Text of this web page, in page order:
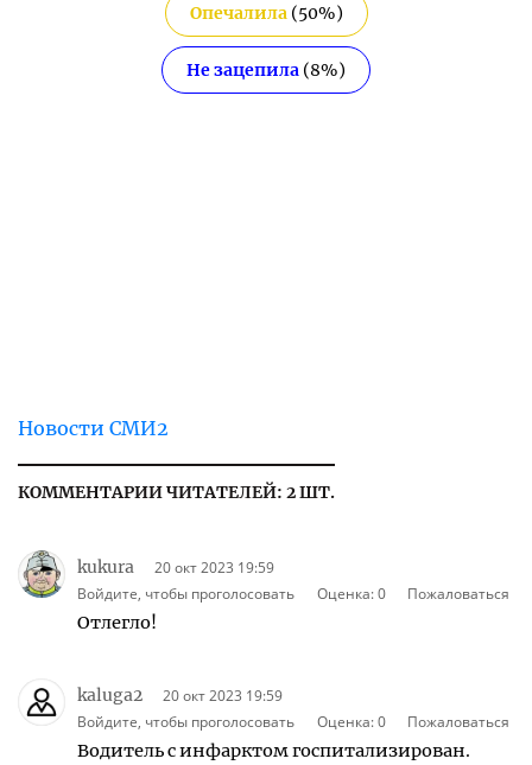
Опечалила (50%)
Не зацепила (8%)
Новости СМИ2
КОММЕНТАРИИ ЧИТАТЕЛЕЙ: 2 ШТ.
kukura
20 окт 2023 19:59
Войдите, чтобы проголосовать
Оценка:0 Пожаловаться
Отлегло!
kaluga2
20 окт 2023 19:59
Войдите, чтобы проголосовать
Оценка:0 Пожаловаться
Водитель с инфарктом госпитализирован.